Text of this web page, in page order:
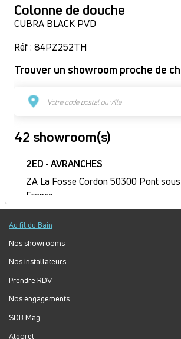
Colonne de douche
CUBRA BLACK PVD
Réf : 84PZ252TH
Trouver un showroom proche de
42 showroom(s)
2ED - AVRANCHES
ZA La Fosse Cordon 50300 Pont
France
Itinéraire
Fermé
Jour
Plage
horaire
Lundi :
Mardi :
Jeudi :
Vendredi : 8h-12h, 14h-17h
Samedi :
Au fil du Bain
Nos showrooms
Nos installateurs
Prendre RDV
Nos engagements
SDB Mag'
Algorel